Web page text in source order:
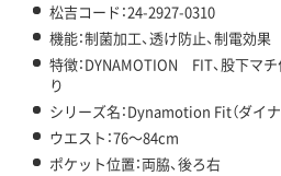
松吉コード：24-2927-0310
機能：制菌加工、透け防止、制電効果
特徴：DYNAMOTION FIT、股下マチ
り
シリーズ名：Dynamotion Fit（ダイ
ウエスト：76～84cm
ポケット位置：両脇、後ろ右